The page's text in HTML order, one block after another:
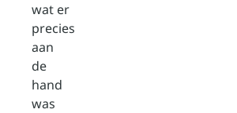
wat er
precies
aan
de
hand
was